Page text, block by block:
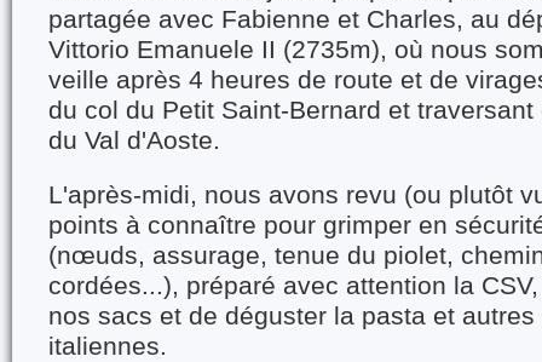
partagée avec Fabienne et Charles, au
Vittorio Emanuele II (2735m), où nous
veille après 4 heures de route et de
du col du Petit Saint-Bernard et
du Val d'Aoste.
L'après-midi, nous avons revu (ou plutôt
points à connaître pour grimper en
(nœuds, assurage, tenue du piolet,
cordées...), préparé avec attention la
nos sacs et de déguster la pasta et
italiennes.